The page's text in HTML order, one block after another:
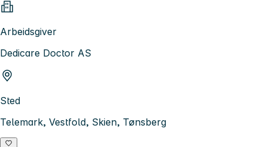
Arbeidsgiver
Dedicare Doctor AS
Sted
Telemark, Vestfold, Skien, Tønsberg